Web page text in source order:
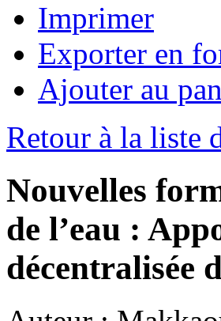
Imprimer
Exporter en
Ajouter au
Retour à la liste
Nouvelles
de l’eau :
décentralisée